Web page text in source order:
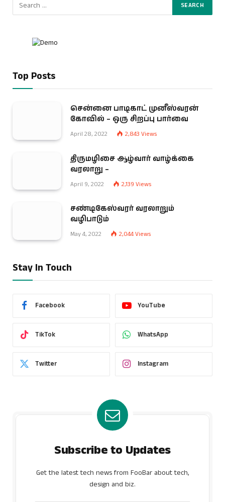
Top Posts
சென்னை பாடிகாட் முனீஸ்வரன்
கோவில் – ஒரு சிறப்பு பார்வை
April 28, 2022 2,843 Views
திருமழிசை ஆழ்வார் வாழ்க்கை
வரலாறு –
April 9, 2022 2,139 Views
சண்டிகேஸ்வரர் வரலாறும்
வழிபாடும்
May 4, 2022 2,044Views
Stay In Touch
Facebook YouTube
TikTok WhatsApp
Twitter Instagram
Subscribe to Updates
Get the latest tech news from FooBar about tech,
design and biz.